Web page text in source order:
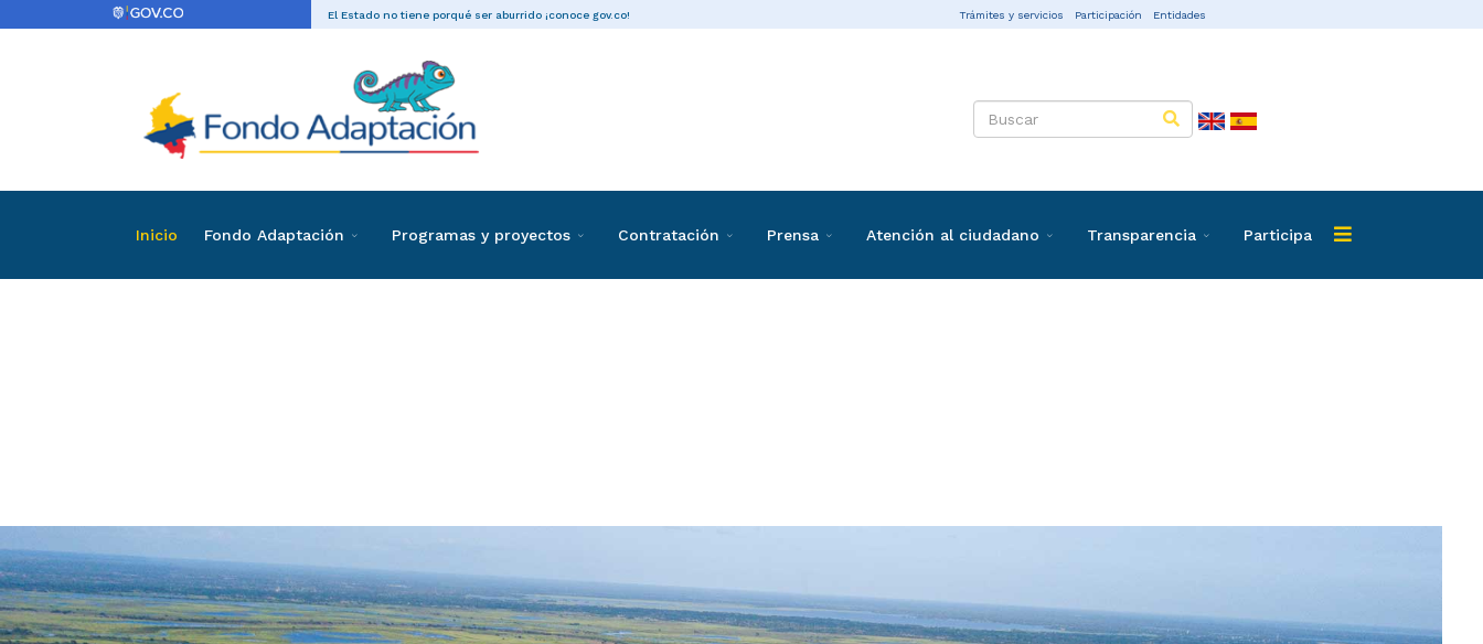
El Estado no tiene porqué ser aburrido ¡conoce gov.co! Trámites y servicios Participación Entidades
Inicio Fondo Adaptación Programas y proyectos Contratación Prensa Atención al ciudadano Transparencia Participa
Directas